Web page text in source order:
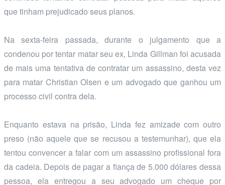
que tinham prejudicado seus planos.
Na sexta-feira passada, durante o julgamento que a
condenou por tentar matar seu ex, Linda Gillman foi acusada
de mais uma tentativa de contratar um assassino, desta vez
para matar Christian Olsen e um advogado que ganhou um
processo civil contra dela.
Enquanto estava na prisão, Linda fez amizade com outro
preso (não aquele que se recusou a testemunhar), que ela
tentou convencer a falar com um assassino profissional fora
da cadeia. Depois de pagar a fiança de 5.000 dólares dessa
pessoa, ela entregou a seu advogado um cheque por